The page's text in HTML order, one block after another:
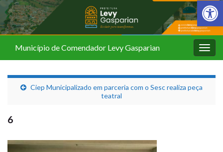
Barra de
Município de Comendador Levy Gasparian
Ciep Municipalizado em parceria com o Sesc realiza peça
teatral
6